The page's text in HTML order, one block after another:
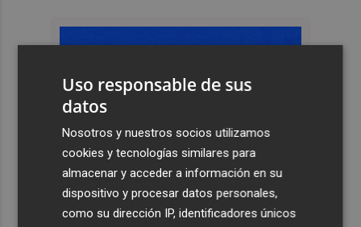
Uso responsable de sus
datos
Nosotros y nuestros socios utilizamos
cookies y tecnologías similares para
almacenar y acceder a información en su
dispositivo y procesar datos personales,
como su dirección IP, identificadores únicos